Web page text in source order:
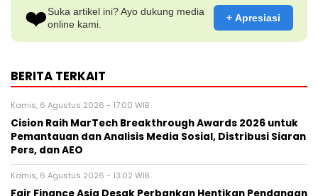
❤️Suka artikel ini? Ayo dukung media
online kami.
+ Apresiasi
BERITA TERKAIT
Kamis, 6 Agustus 2026 - 17:00 WIB
Cision Raih MarTech Breakthrough Awards 2026 untuk
Pemantauan dan Analisis Media Sosial, Distribusi Siaran
Pers, dan AEO
Kamis, 6 Agustus 2026 - 13:02 WIB